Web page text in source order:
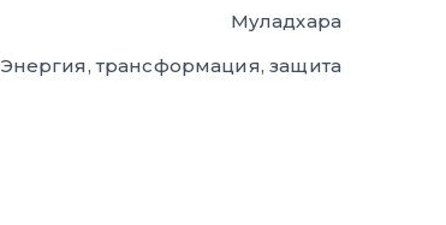
Муладхара
Энергия, трансформация, защита